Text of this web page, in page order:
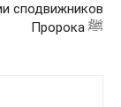
сподвижников
Пророка ﷺ